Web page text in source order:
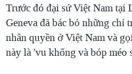
Trước đó đại sứ Việt Nam tại
Geneva đã bác bỏ những chỉ
nhân quyền ở Việt Nam và
này là 'vu khống và bóp méo